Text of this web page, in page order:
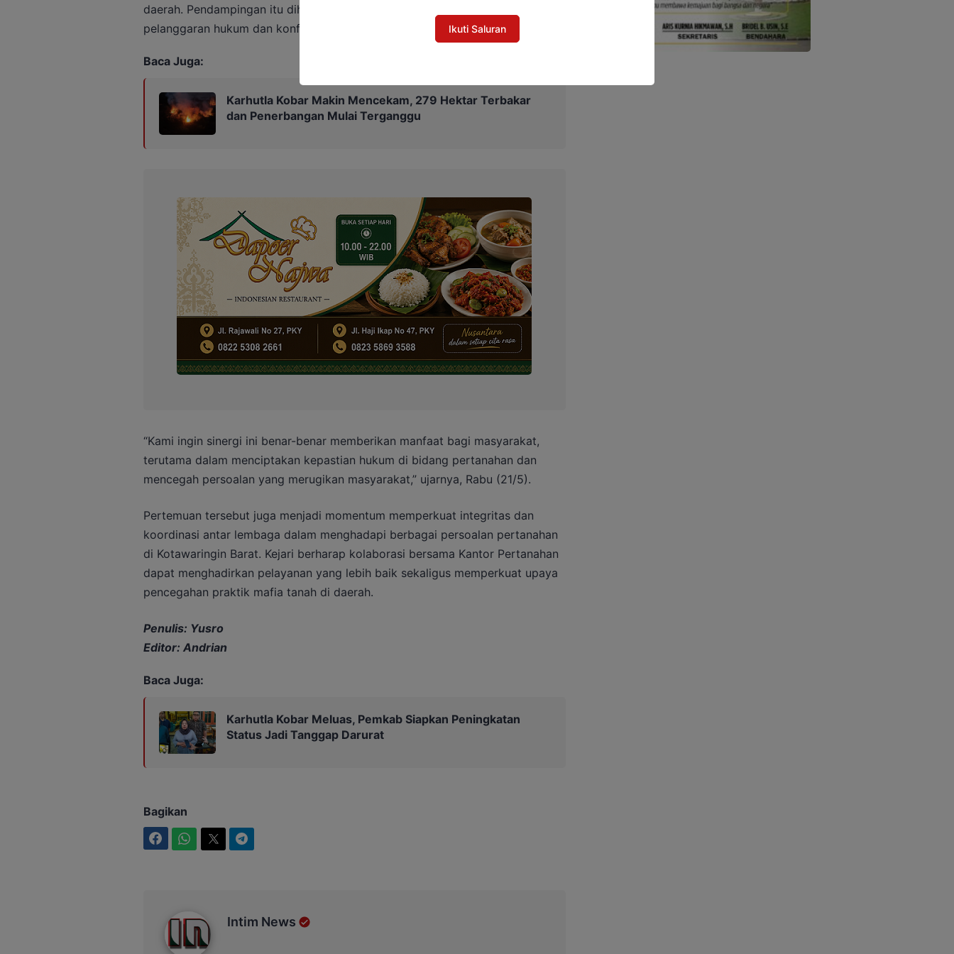
daerah. Pendampingan itu diharapkan mampu meminimalisasi potensi
pelanggaran hukum dan konflik lahan di lapangan.
Baca Juga:
Karhutla Kobar Makin Mencekam, 279 Hektar Terbakar
dan Penerbangan Mulai Terganggu
“Kami ingin sinergi ini benar-benar memberikan manfaat bagi masyarakat,
terutama dalam menciptakan kepastian hukum di bidang pertanahan dan
mencegah persoalan yang merugikan masyarakat,” ujarnya, Rabu (21/5).
Pertemuan tersebut juga menjadi momentum memperkuat integritas dan
koordinasi antar lembaga dalam menghadapi berbagai persoalan pertanahan
di Kotawaringin Barat. Kejari berharap kolaborasi bersama Kantor Pertanahan
dapat menghadirkan pelayanan yang lebih baik sekaligus memperkuat upaya
pencegahan praktik mafia tanah di daerah.
Penulis: Yusro
Editor: Andrian
Baca Juga:
Karhutla Kobar Meluas, Pemkab Siapkan Peningkatan
Status Jadi Tanggap Darurat
Bagikan
Intim News
Ikuti Saluran